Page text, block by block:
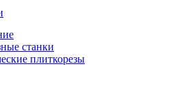
станки
плиткорезы